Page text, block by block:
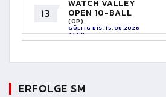
13
WATCH VALLEY
OPEN 10-BALL
(OP)
GÜLTIG BIS: 15.08.2026
23:59
ERFOLGE SM